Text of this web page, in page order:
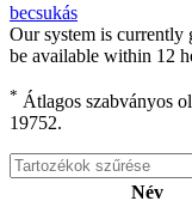
becsukás
Our system is currently
be available within 12
* Átlagos szabványos
19752.
Név